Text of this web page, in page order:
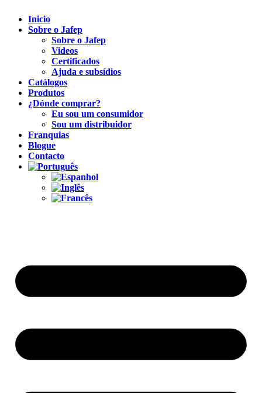
Inicio
Sobre o Jafep
Sobre o Jafep
Videos
Certificados
Ajuda e subsídios
Catálogos
Produtos
¿Dónde comprar?
Eu sou um consumidor
Sou um distribuidor
Franquias
Blogue
Contacto